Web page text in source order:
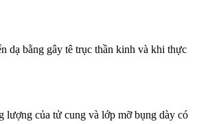
dạ bằng gây tê trục thần kinh và khi thực
lượng của tử cung và lớp mỡ bụng dày có